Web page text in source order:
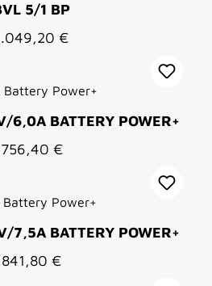
5/1 BP
Preis:
€
6,0A BATTERY POWER+
Regulärer Preis:
756,40 €
7,5A BATTERY POWER+
Regulärer Preis:
841,80 €